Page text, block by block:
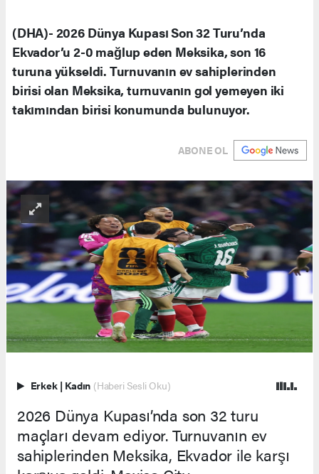
(DHA)- 2026 Dünya Kupası Son 32 Turu’nda
Ekvador’u 2-0 mağlup eden Meksika, son 16
turuna yükseldi. Turnuvanın ev sahiplerinden
birisi olan Meksika, turnuvanın gol yemeyen iki
takımından birisi konumunda bulunuyor.
ABONE OL
Erkek | Kadın (Haberi Sesli Oku)
2026 Dünya Kupası’nda son 32 turu
maçları devam ediyor. Turnuvanın ev
sahiplerinden Meksika, Ekvador ile karşı